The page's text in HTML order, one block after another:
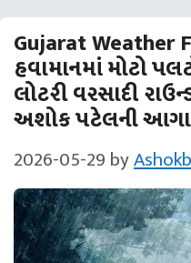
Gujarat Weather
હવામાનમાં મોટો
લોટરી વરસાદી
અશોક પટેલની
2026-05-29 by